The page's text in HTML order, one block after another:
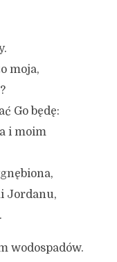
moja,
Go będę:
i moim
Jordanu,
wodospadów.